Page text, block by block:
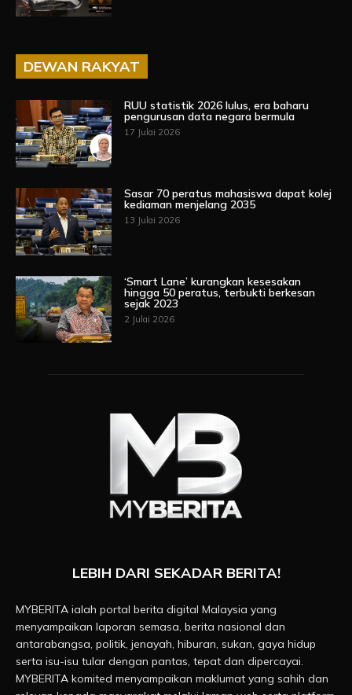
DEWAN RAKYAT
RUU statistik 2026 lulus, era baharu
pengurusan data negara bermula
17 Julai 2026
Sasar 70 peratus mahasiswa dapat kolej
kediaman menjelang 2035
13 Julai 2026
‘Smart Lane’ kurangkan kesesakan
hingga 50 peratus, terbukti berkesan
sejak 2023
2 Julai 2026
LEBIH DARI SEKADAR BERITA!
MYBERITA ialah portal berita digital Malaysia yang
menyampaikan laporan semasa, berita nasional dan
antarabangsa, politik, jenayah, hiburan, sukan, gaya hidup
serta isu-isu tular dengan pantas, tepat dan dipercayai.
MYBERITA komited menyampaikan maklumat yang sahih dan